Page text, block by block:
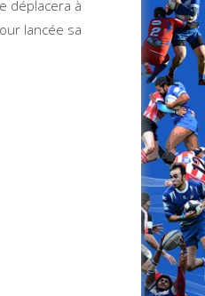
déplacera à
lancée sa